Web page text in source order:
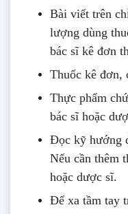
Bài viết trên
lượng dùng
bác sĩ kê đơn
Thuốc kê đơn,
Thực phẩm
bác sĩ hoặc
Đọc kỹ hướng
Nếu cần thêm
hoặc dược sĩ.
Để xa tầm tay